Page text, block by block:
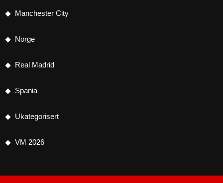
Manchester City
Norge
Real Madrid
Spania
Ukategorisert
VM 2026